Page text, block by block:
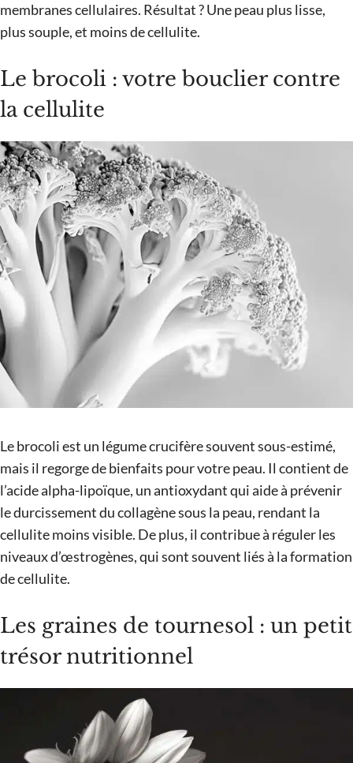
membranes cellulaires. Résultat ? Une peau plus lisse,
plus souple, et moins de cellulite.
Le brocoli : votre bouclier contre
la cellulite
Le brocoli est un légume crucifère souvent sous-estimé,
mais il regorge de bienfaits pour votre peau. Il contient de
l’acide alpha-lipoïque, un antioxydant qui aide à prévenir
le durcissement du collagène sous la peau, rendant la
cellulite moins visible. De plus, il contribue à réguler les
niveaux d’œstrogènes, qui sont souvent liés à la formation
de cellulite.
Les graines de tournesol : un petit
trésor nutritionnel